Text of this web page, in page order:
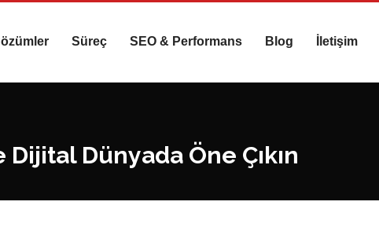
Süreç SEO & Performans Blog İletişim
Dünyada Öne Çıkın